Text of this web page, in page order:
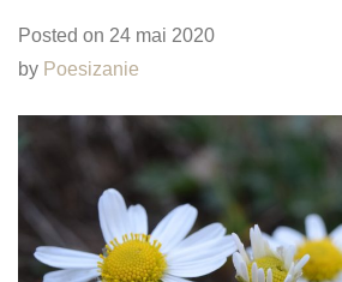
Posted on 24 mai 2020
by Poesizanie